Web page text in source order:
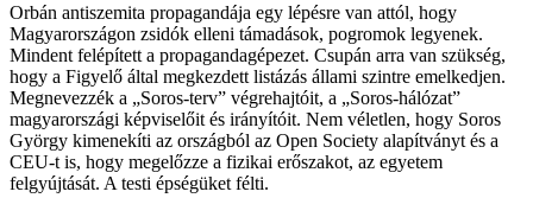
Orbán antiszemita propagandája egy lépésre van attól, hogy
Magyarországon zsidók elleni támadások, pogromok legyenek.
Mindent felépített a propagandagépezet. Csupán arra van szükség,
hogy a Figyelő által megkezdett listázás állami szintre emelkedjen.
Megnevezzék a „Soros-terv” végrehajtóit, a „Soros-hálózat”
magyarországi képviselőit és irányítóit. Nem véletlen, hogy Soros
György kimenekíti az országból az Open Society alapítványt és a
CEU-t is, hogy megelőzze a fizikai erőszakot, az egyetem
felgyújtását. A testi épségüket félti.